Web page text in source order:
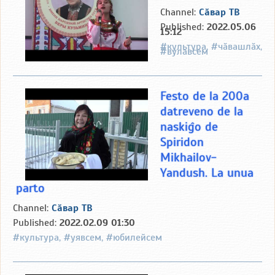
Channel: Сӑвар ТВ
Published: 2022.05.06
15:12
#культура, #чӑвашлӑх,
#вулавсем
Festo de la 200a
datreveno de la
naskiĝo de
Spiridon
Mikhailov-
Yandush. La unua
parto
Channel: Сӑвар ТВ
Published: 2022.02.09 01:30
#культура, #уявсем, #юбилейсем